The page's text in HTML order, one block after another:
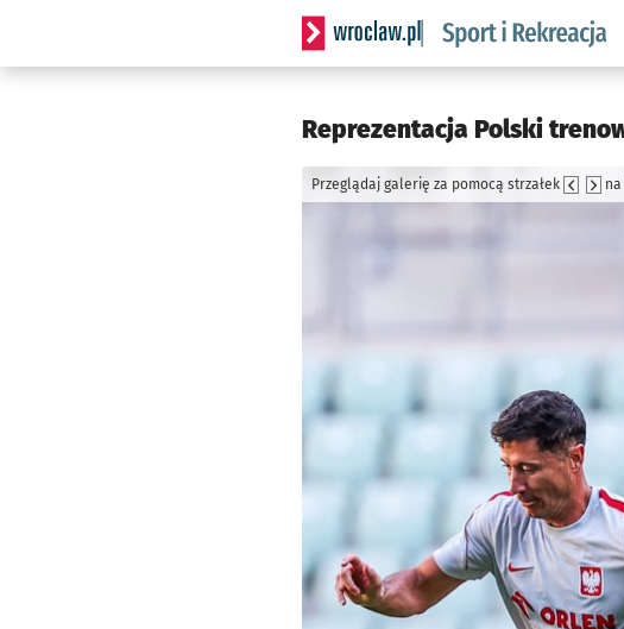
Serwis informacyjny wroclaw.pl
Reprezentacja Polski
Przeglądaj galerię za pomocą strzałek